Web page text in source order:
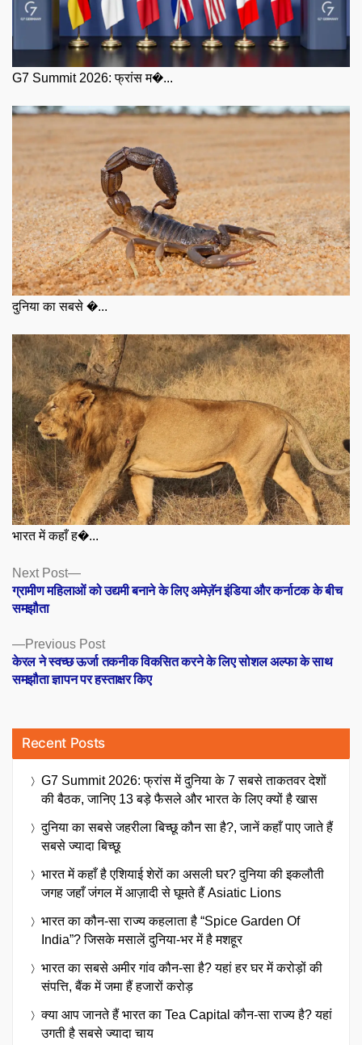
G7 Summit 2026: फ्रांस म�...
दुनिया का सबसे �...
भारत में कहाँ ह�...
Posts
navigation
Previous PostPrevious
post:
केरल ने स्वच्छ ऊर्जा तकनीक विकसित करने के लिए सोशल अल्फा के साथ
समझौता ज्ञापन पर हस्ताक्षर किए
Next Post
Next
post:
ग्रामीण महिलाओं को उद्यमी बनाने के लिए अमेज़ॅन इंडिया और कर्नाटक के बीच
समझौता
Recent Posts
G7 Summit 2026: फ्रांस में दुनिया के 7 सबसे ताकतवर देशों
की बैठक, जानिए 13 बड़े फैसले और भारत के लिए क्यों है खास
दुनिया का सबसे जहरीला बिच्छू कौन सा है?, जानें कहाँ पाए जाते हैं
सबसे ज्यादा बिच्छू
भारत में कहाँ है एशियाई शेरों का असली घर? दुनिया की इकलौती
जगह जहाँ जंगल में आज़ादी से घूमते हैं Asiatic Lions
भारत का कौन-सा राज्य कहलाता है “Spice Garden Of
India”? जिसके मसालें दुनिया-भर में है मशहूर
भारत का सबसे अमीर गांव कौन-सा है? यहां हर घर में करोड़ों की
संपत्ति, बैंक में जमा हैं हजारों करोड़
क्या आप जानते हैं भारत का Tea Capital कौन-सा राज्य है? यहां
उगती है सबसे ज्यादा चाय